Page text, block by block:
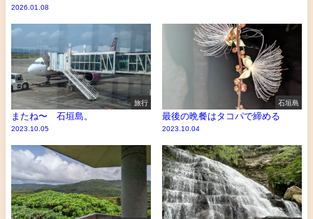
2026.01.08
旅行
またね〜 石垣島。
2023.10.05
石垣島
最後の晩餐はタコパで締める
2023.10.04